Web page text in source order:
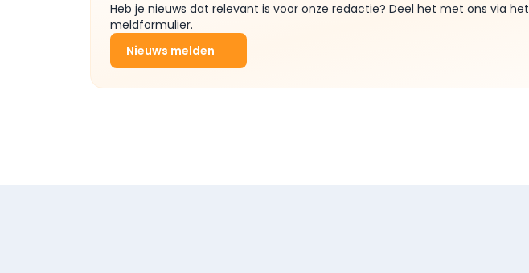
Heb je nieuws dat relevant is voor onze redactie? Deel het met ons via het
meldformulier.
Nieuws melden